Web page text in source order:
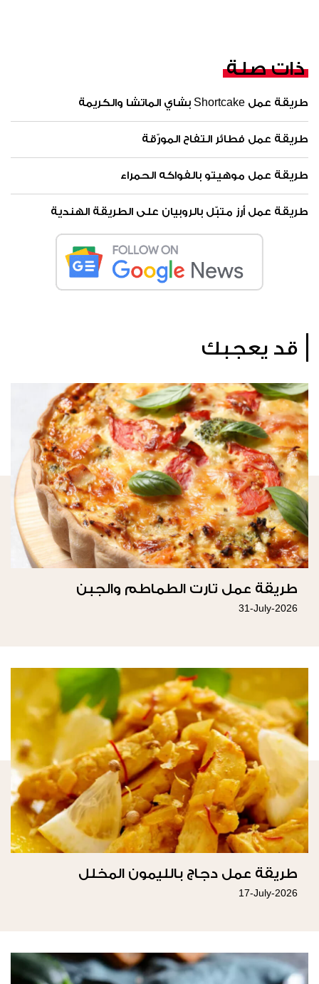
ذات صلة
طريقة عمل Shortcake بشاي الماتشا والكريمة
طريقة عمل فطائر التفاح المورّقة
طريقة عمل موهيتو بالفواكه الحمراء
طريقة عمل أرز متبّل بالروبيان على الطريقة الهندية
قد يعجبك
طريقة عمل تارت الطماطم والجبن
31-July-2026
طريقة عمل دجاج بالليمون المخلل
17-July-2026